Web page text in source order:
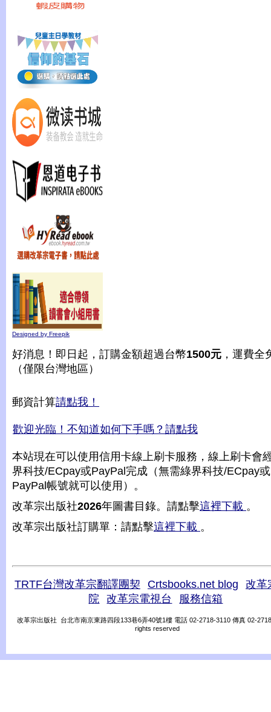
Designed by Freepik
好消息！即日起，訂購金額超過台幣1500元 ，運費全
（僅限台灣地區）
郵資計算請點我！
歡迎光臨！不知道如何下手嗎？請點我
本站現在可以使用信用卡線上刷卡服務，線上刷卡會
界科技/ECpay或PayPal完成（無需綠界科技/ECpay或
PayPal帳號就可以使用）。
改革宗出版社2026年圖書目錄。請點擊這裡下載 。
改革宗出版社訂購單：請點擊這裡下載 。
TRTF台灣改革宗翻譯團契 Crtsbooks.net blog
改革
院
改革宗電視台 服務信箱
改革宗出版社 台北市南京東路四段133巷6弄40號1樓 電話 02-2718-3110 傳真 02-
rights reserved